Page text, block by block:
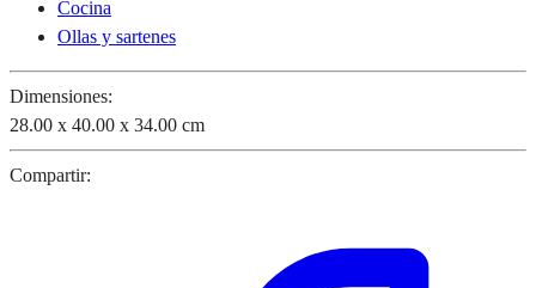
Cocina
Ollas y sartenes
Dimensiones:
28.00 x 40.00 x 34.00 cm
Compartir: